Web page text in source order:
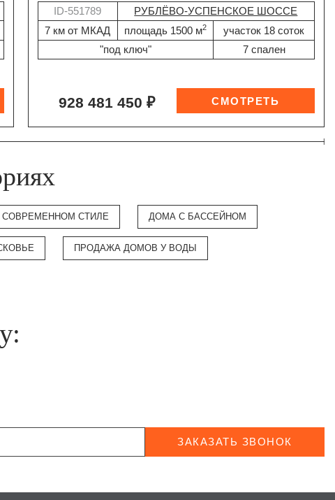
ID-551789
РУБЛЁВО-УСПЕНСКОЕ ШОССЕ
7 км от МКАД
площадь 1500 м2
участок 18 соток
"под ключ"
7 спален
928 481 450 ₽
СТИЛЕ ДОМА С БАССЕЙНОМ
ПРОДАЖА ДОМОВ У ВОДЫ
ЗАКАЗАТЬ ЗВОНОК